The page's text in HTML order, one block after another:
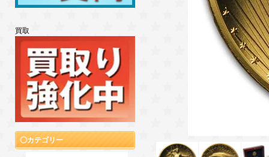
買取
カテゴリー